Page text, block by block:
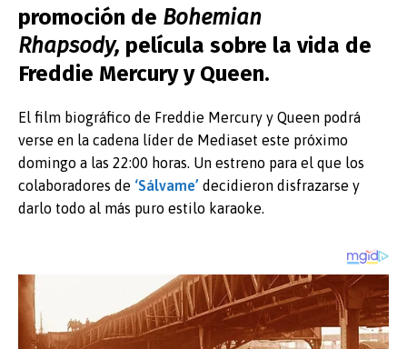
o
o
k
s
A
p
p
a
ds
n
g
er
gr
a
m
d
o
p
ar
promoción de Bohemian
Rhapsody, película sobre la vida de
Freddie Mercury y Queen.
El film biográfico de Freddie Mercury y Queen podrá
verse en la cadena líder de Mediaset este próximo
domingo a las 22:00 horas. Un estreno para el que los
colaboradores de ‘Sálvame’ decidieron disfrazarse y
darlo todo al más puro estilo karaoke.